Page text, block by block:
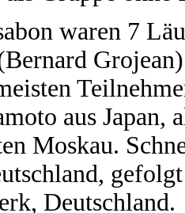
waren 7
aus Japan,
Moskau.
Deutschland.